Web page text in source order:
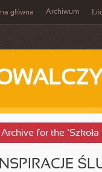
główna Archiwum
Archive for the
INSPIRACJE